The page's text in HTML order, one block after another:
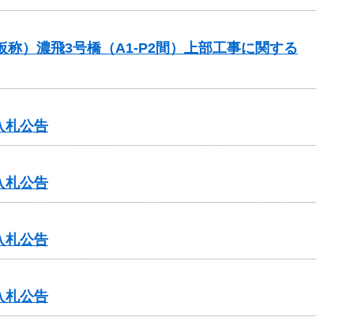
）濃飛3号橋（A1-P2間）上部工事に関する
札公告
札公告
札公告
札公告